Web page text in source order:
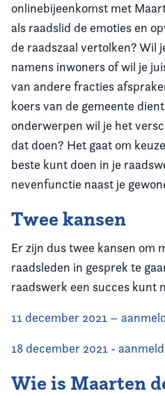
onlinebijeenkomst met
als raadslid de emoties en
de raadszaal vertolken? Wil
namens inwoners of wil je
van andere fracties
koers van de gemeente
onderwerpen wil je het
dat doen? Het gaat om
beste kunt doen in je
nevenfunctie naast je
Twee kansen
Er zijn dus twee kansen om
raadsleden in gesprek te
raadswerk een succes kunt
11 december 2021 –
18 december 2021 -
Wie is Maarten